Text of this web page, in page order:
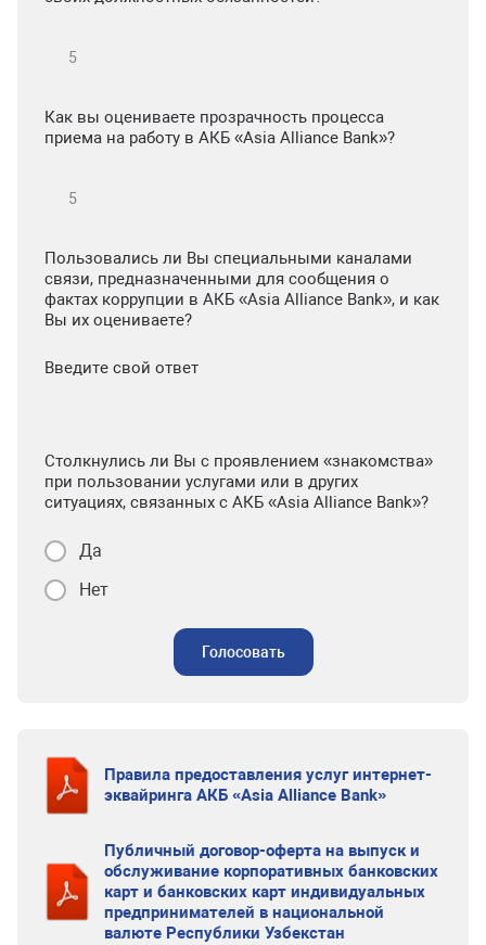
Как вы оцениваете прозрачность процесса
приема на работу в АКБ «Asia Alliance Bank»?
Пользовались ли Вы специальными каналами
связи, предназначенными для сообщения о
фактах коррупции в АКБ «Asia Alliance Bank», и как
Вы их оцениваете?
Введите свой ответ
Столкнулись ли Вы с проявлением «знакомства»
при пользовании услугами или в других
ситуациях, связанных с АКБ «Asia Alliance Bank»?
Да
Нет
Голосовать
Правила предоставления услуг интернет-
эквайринга АКБ «Asia Alliance Bank»
Публичный договор-оферта на выпуск и
обслуживание корпоративных банковских
карт и банковских карт индивидуальных
предпринимателей в национальной
валюте Республики Узбекстан